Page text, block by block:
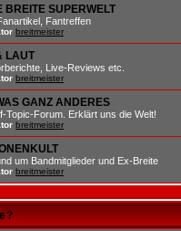
BREITE SUPERWELT
Fantreffen
breitmeister
LAUT
Live-Reviews etc.
breitmeister
GANZ ANDERES
Topic-Forum. Erklärt uns die Welt!
breitmeister
um Bandmitglieder und Ex-Breite
breitmeister